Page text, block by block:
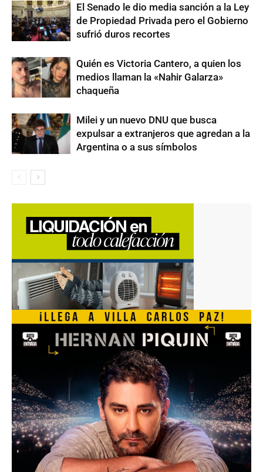
El Senado le dio media sanción a la Ley
de Propiedad Privada pero el Gobierno
sufrió duros recortes
Quién es Victoria Cantero, a quien los
medios llaman la «Nahir Galarza»
chaqueña
Milei y un nuevo DNU que busca
expulsar a extranjeros que agredan a la
Argentina o a sus símbolos